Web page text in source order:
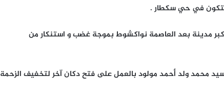
في حي سكطار .
مدينة بعد العاصمة نواكشوط بموجة غضب و استنكار من
محمد ولد أحمد مولود بالعمل على فتح دكان آخر لتخفيف الزحمة